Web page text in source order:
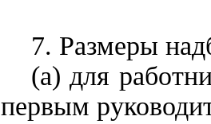
7. Размеры
(а) для
первым